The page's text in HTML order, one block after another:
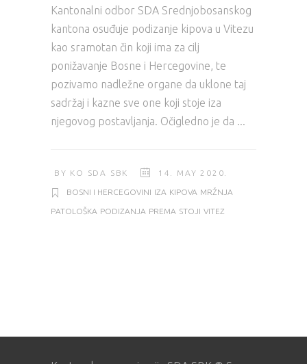
Kantonalni odbor SDA Srednjobosanskog
kantona osuđuje podizanje kipova u Vitezu
kao sramotan čin koji ima za cilj
ponižavanje Bosne i Hercegovine, te
pozivamo nadležne organe da uklone taj
sadržaj i kazne sve one koji stoje iza
njegovog postavljanja. Očigledno je da
BY KO SDA SBK 14. MAY 2020.
BOSNI I HERCEGOVINI IZA KIPOVA MRŽNJA
PATOLOŠKA PODIZANJA PREMA STOJI VITEZ